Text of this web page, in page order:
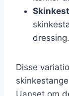
dressing.
Disse
Uanset om